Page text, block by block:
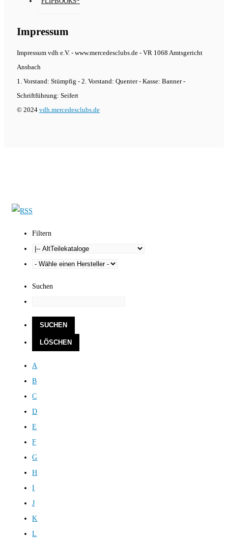
Impressum
Impressum vdh e.V. - www.mercedesclubs.de - VR 1068 Amtsgericht
Ansbach
1. Vorstand: Stümpfig - 2. Vorstand: Quenter - Kasse: Banner -
Schriftführung: Seifert
© 2024 vdh.mercedesclubs.de
Filtern
Suchen
A
B
C
D
E
F
G
H
I
J
K
L